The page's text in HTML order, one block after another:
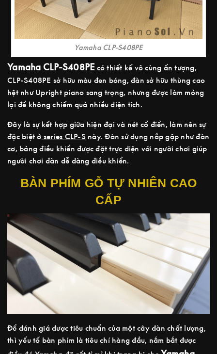
Yamaha CLP-S408PE
Yamaha CLP-S408PE có thiết kế vô cùng ấn tượng,
CLP-S408PE sở hữu màu đen bóng, đàn sở hữu thùng cao
hệt như Upright piano sang trọng, nhưng được làm mỏng
lại để không chiếm quá nhiều diện tích.
Đây là sự kết hợp giữa hiện đại và nét cổ điển, làm nên sự
đặc biệt ở series CLP-Snày. Đàn sử dụng nắp gập như đàn
cơ, bảng điều khiển được đặt trực diện với người chơi giúp
người chơi đàn dễ dàng điều khiển.
BÀN PHÍM GỖ TỰ NHIÊN CAO
CẤP
Để đánh giá được tiêu chuẩn của một cây đàn chất lượng,
thì yếu tố bàn phím là tiêu chí hàng đầu, nắm bắt được